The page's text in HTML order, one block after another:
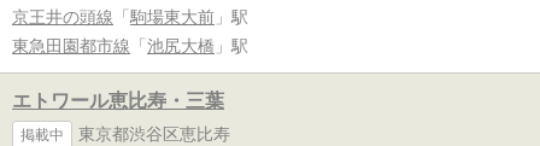
京王井の頭線 「 駒場東大前 」駅
東急田園都市線 「 池尻大橋 」駅
エトワール恵比寿・三葉
掲載中 東京都渋谷区恵比寿